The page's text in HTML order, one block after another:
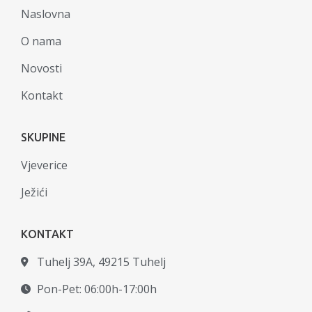
Naslovna
O nama
Novosti
Kontakt
SKUPINE
Vjeverice
Ježići
KONTAKT
Tuhelj 39A, 49215 Tuhelj
Pon-Pet: 06:00h-17:00h